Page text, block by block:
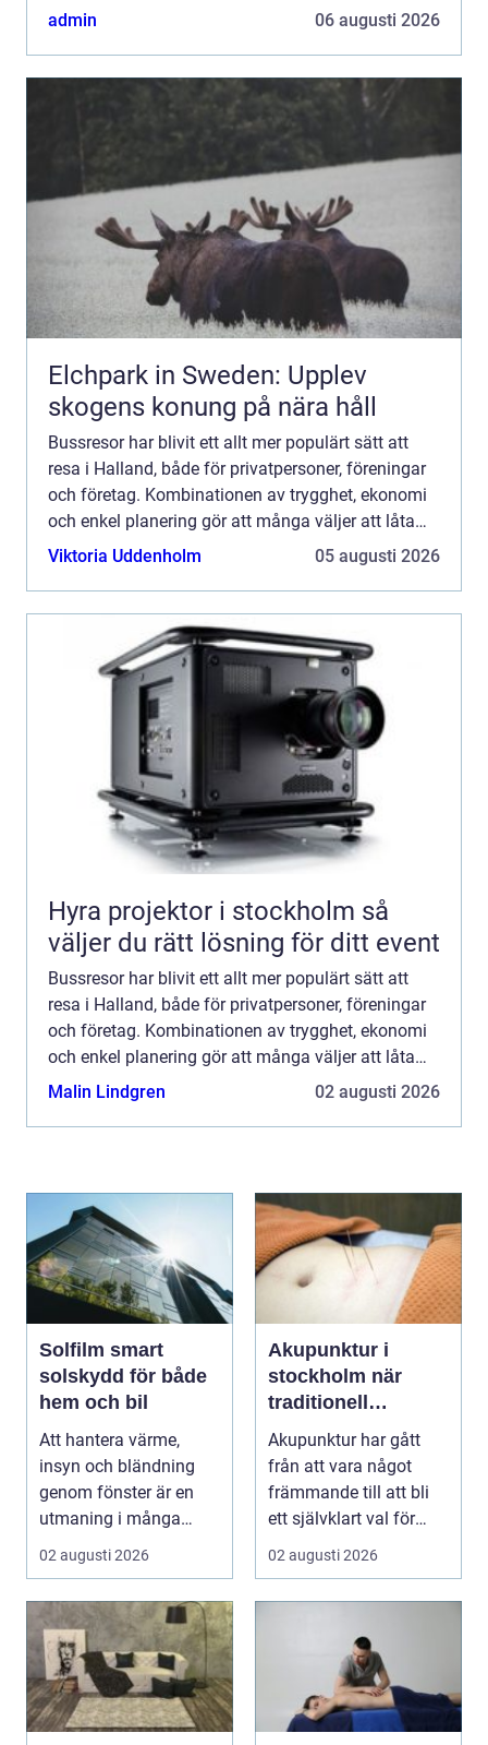
någon annan sköta körningen, medan de själva
admin 06 augusti 2026
Elchpark in Sweden: Upplev
skogens konung på nära håll
Bussresor har blivit ett allt mer populärt sätt att
resa i Halland, både för privatpersoner, föreningar
och företag. Kombinationen av trygghet, ekonomi
och enkel planering gör att många väljer att låta
någon annan sköta körningen, medan de själva
Viktoria Uddenholm 05 augusti 2026
Hyra projektor i stockholm så
väljer du rätt lösning för ditt event
Bussresor har blivit ett allt mer populärt sätt att
resa i Halland, både för privatpersoner, föreningar
och företag. Kombinationen av trygghet, ekonomi
och enkel planering gör att många väljer att låta
någon annan sköta körningen, medan de själva
Malin Lindgren 02 augusti 2026
Solfilm smart
solskydd för både
hem och bil
Att hantera värme,
insyn och bländning
genom fönster är en
utmaning i många
svenska hem, kontor
och ...
02 augusti 2026
Akupunktur i
stockholm när
traditionell
kinesisk medicin
möter modern
vardag
Akupunktur har gått
från att vara något
främmande till att bli
ett självklart val för
många som söke...
02 augusti 2026